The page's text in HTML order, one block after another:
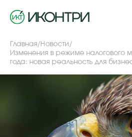
Главная/ Новости/
Изменения в режиме налогового
года: новая реальность для